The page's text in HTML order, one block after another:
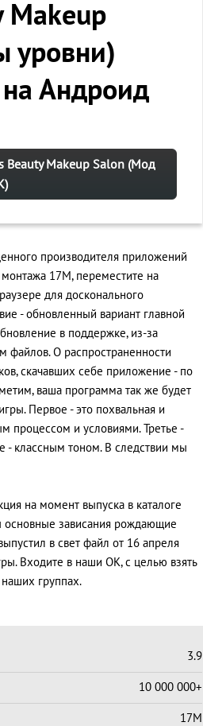
Makeup
уровни)
Андроид
Beauty Makeup Salon (Мод
производителя приложений
17M, переместите на
для досконального
- обновленный вариант главной
в поддержке, из-за
файлов. О распространенности
скачавших себе приложение - по
ваша программа так же будет
Первое - это похвальная и
процессом и условиями. Третье -
- классным тоном. В следствии мы
на момент выпуска в каталоге
основные зависания рождающие
в свет файл от 16 апреля
Входите в наши OK, с целью взять
группах.
3.9
10 000 000+
17M